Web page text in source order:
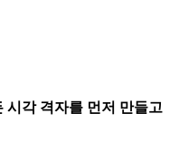
시각 격자를 먼저 만들고